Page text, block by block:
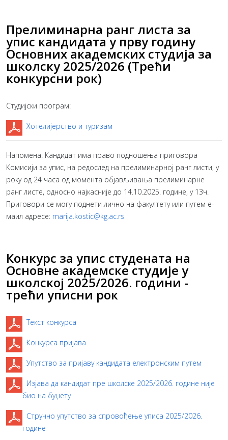
Прелиминарна ранг листа за
упис кандидата у прву годину
Основних академских студија за
школску 2025/2026 (Трећи
конкурсни рок)
Студијски програм:
Хотелијерство и туризам
Напомена: Кандидат има право подношења приговора
Комисији за упис, на редослед на прелиминарној ранг листи, у
року од 24 часа од момента објављивања прелиминарне
ранг листе, односно најкасније до 14.10.2025. године, у 13ч.
Приговори се могу поднети лично на факултету или путем е-
маил адресе: marija.kostic@kg.ac.rs
Конкурс за упис студената на
Основне академске студије у
школској 2025/2026. години -
трећи уписни рок
Текст конкурса
Конкурса пријава
Упутство за пријаву кандидата електронским путем
Изјава да кандидат пре школске 2025/2026. године није
био на буџету
Стручно упутство за спровођење уписа 2025/2026.
године